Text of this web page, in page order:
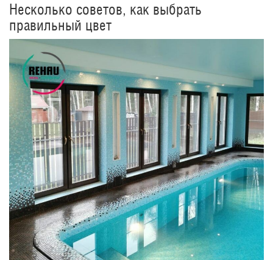
Несколько советов, как выбрать
правильный цвет